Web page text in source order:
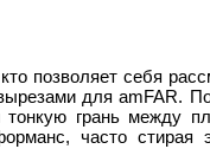
позволяет себя
для amFAR.
грань между
часто стирая